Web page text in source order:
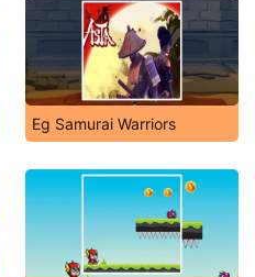
Eg Samurai Warriors